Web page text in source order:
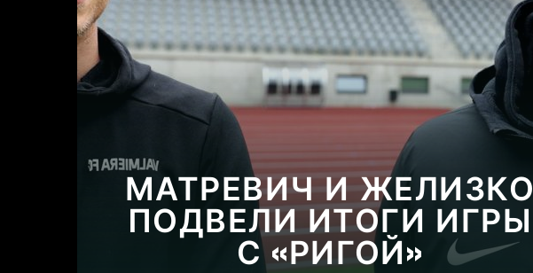
МАТРЕВИЧ И ЖЕЛИЗКО
ПОДВЕЛИ ИТОГИ ИГРЫ
С «РИГОЙ»